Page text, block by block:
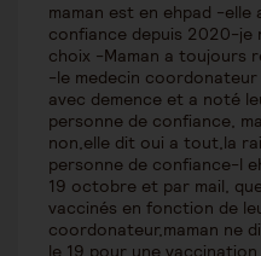
maman est en ehpad -elle
confiance depuis 2020-je
choix -Maman a toujours
-le medecin
avec demence et a noté
personne de confiance,
non,elle dit oui a tout,la
personne de confiance-l
19 octobre et par mail,
vaccinés en fonction de
coordonateur,maman ne
le 19 pour une